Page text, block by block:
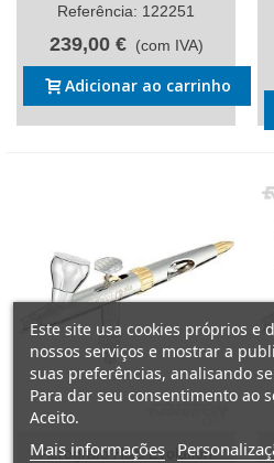
Referência: 122251
239,00 € (com IVA)
Adicionar ao carrinho
Aerografo H&S Evolution
Este site usa cookies próprios e
nossos serviços e mostrar a
suas preferências, analisando
Para dar seu consentimento ao
Aceito.
Mais informações